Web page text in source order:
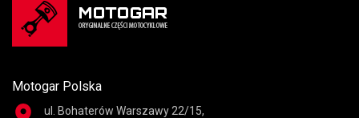
Motogar Polska
ul. Bohaterów Warszawy 22/15,